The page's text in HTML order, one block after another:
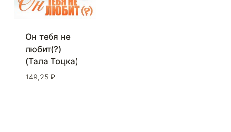
Он тебя не
любит(?)
(Тала Тоцка)
149,25 ₽